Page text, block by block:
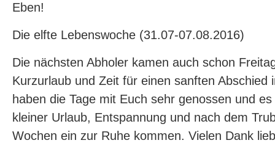
Eben!
Die elfte Lebenswoche (31.07-07.08.2016)
Die nächsten Abholer kamen auch schon
Kurzurlaub und Zeit für einen sanften Abschied
haben die Tage mit Euch sehr genossen und
kleiner Urlaub, Entspannung und nach dem
Wochen ein zur Ruhe kommen. Vielen Dank